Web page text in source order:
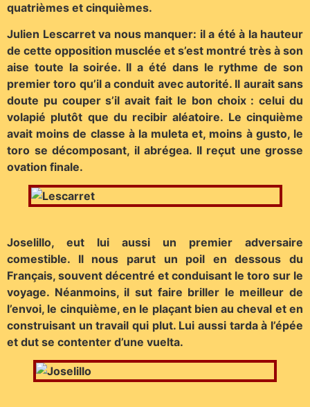
quatrièmes et cinquièmes.
Julien Lescarret va nous manquer: il a été à la hauteur
de cette opposition musclée et s’est montré très à son
aise toute la soirée. Il a été dans le rythme de son
premier toro qu’il a conduit avec autorité. Il aurait sans
doute pu couper s’il avait fait le bon choix : celui du
volapié plutôt que du recibir aléatoire. Le cinquième
avait moins de classe à la muleta et, moins à gusto, le
toro se décomposant, il abrégea. Il reçut une grosse
ovation finale.
Joselillo, eut lui aussi un premier adversaire
comestible. Il nous parut un poil en dessous du
Français, souvent décentré et conduisant le toro sur le
voyage. Néanmoins, il sut faire briller le meilleur de
l’envoi, le cinquième, en le plaçant bien au cheval et en
construisant un travail qui plut. Lui aussi tarda à l’épée
et dut se contenter d’une vuelta.